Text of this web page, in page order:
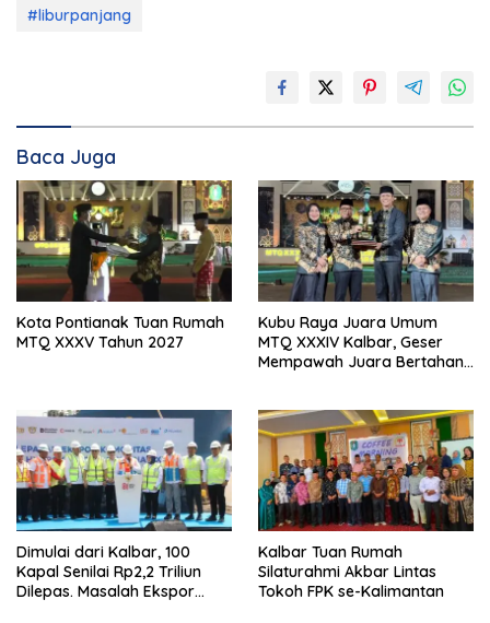
#liburpanjang
Baca Juga
Kota Pontianak Tuan Rumah
MTQ XXXV Tahun 2027
Kubu Raya Juara Umum
MTQ XXXIV Kalbar, Geser
Mempawah Juara Bertahan
Dimulai dari Kalbar, 100
Kapal Senilai Rp2,2 Triliun
Dilepas. Masalah Ekspor
Kalbar Tuan Rumah
Silaturahmi Akbar Lintas
Tokoh FPK se-Kalimantan